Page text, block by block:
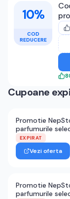
10%
COD
REDUCERE
Cupoane
Promotie
parfumurile
EXPIRAT
Vezi oferta
Promotie
parfumurile